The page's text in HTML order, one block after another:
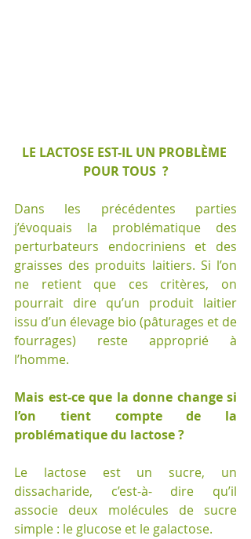
LE LACTOSE EST-IL UN PROBLÈME
POUR TOUS  ?
Dans les précédentes parties
j’évoquais la problématique des
perturbateurs endocriniens et des
graisses des produits laitiers. Si l’on
ne retient que ces critères, on
pourrait dire qu’un produit laitier
issu d’un élevage bio (pâturages et de
fourrages) reste approprié à
l’homme.
Mais est-ce que la donne change si
l’on tient compte de la
problématique du lactose ?
Le lactose est un sucre, un
dissacharide, c’est-à- dire qu’il
associe deux molécules de sucre
simple : le glucose et le galactose.